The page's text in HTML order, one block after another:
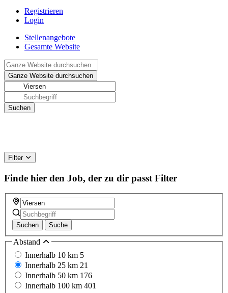
Registrieren
Login
Stellenangebote
Gesamte Website
Filter
Finde hier den Job, der zu dir passt Filter
Suchen Suche
Abstand
Innerhalb 10 km 5
Innerhalb 25 km 21
Innerhalb 50 km 176
Innerhalb 100 km 401